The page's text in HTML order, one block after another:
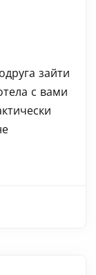
зайти
с вами